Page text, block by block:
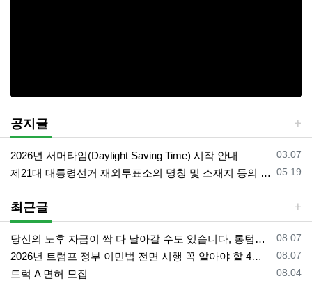
공지글
등록일
03.07
2026년 서머타임(Daylight Saving Time) 시작 안내
등록일
05.19
제21대 대통령선거 재외투표소의 명칭 및 소재지 등의 공고/올랜도 제외 투표소
최근글
등록일
08.07
당신의 노후 자금이 싹 다 날아갈 수도 있습니다, 롱텀케어 준비 하기
등록일
08.07
2026년 트럼프 정부 이민법 전면 시행 꼭 알아야 할 4가지!!
등록일
08.04
트럭 A 면허 모집